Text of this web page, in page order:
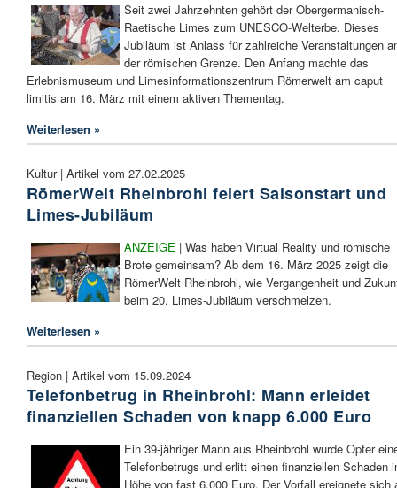
Seit zwei Jahrzehnten gehört der Obergermanisch-
Raetische Limes zum UNESCO-Welterbe. Dieses
Jubiläum ist Anlass für zahlreiche Veranstaltungen
der römischen Grenze. Den Anfang machte das
Erlebnismuseum und Limesinformationszentrum Römerwelt am caput
limitis am 16. März mit einem aktiven Thementag.
Weiterlesen »
Kultur | Artikel vom 27.02.2025
RömerWelt Rheinbrohl feiert Saisonstart und
Limes-Jubiläum
ANZEIGE | Was haben Virtual Reality und römische
Brote gemeinsam? Ab dem 16. März 2025 zeigt die
RömerWelt Rheinbrohl, wie Vergangenheit und
beim 20. Limes-Jubiläum verschmelzen.
Weiterlesen »
Region | Artikel vom 15.09.2024
Telefonbetrug in Rheinbrohl: Mann erleidet
finanziellen Schaden von knapp 6.000 Euro
Ein 39-jähriger Mann aus Rheinbrohl wurde Opfer
Telefonbetrugs und erlitt einen finanziellen Schaden
Höhe von fast 6.000 Euro. Der Vorfall ereignete sich